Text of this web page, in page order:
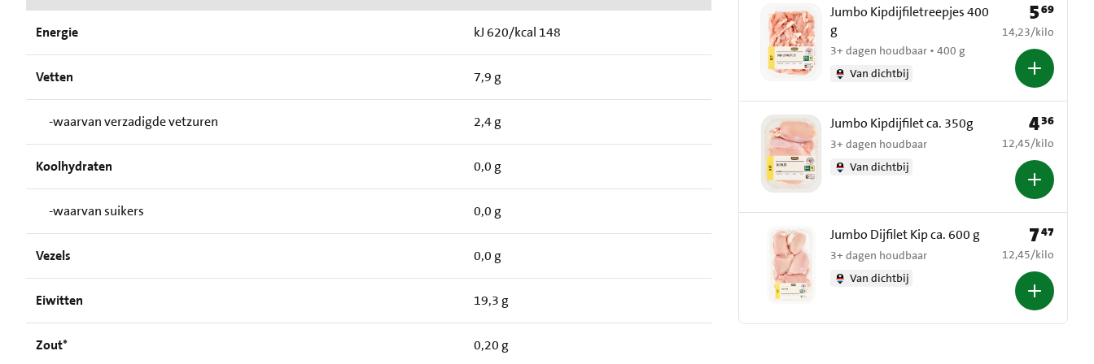
Energie kJ 620/kcal 148
Vetten 7,9 g
-waarvan verzadigde vetzuren 2,4 g
Koolhydraten 0,0 g
-waarvan suikers 0,0 g
Vezels 0,0 g
Eiwitten 19,3 g
Zout* 0,20 g
Jumbo Kipdijfiletreepjes 400
g
3+ dagen houdbaar • 400 g
Van dichtbij
Prijs: € 5,69
569
€ 14,23 per kilo
14,23/kilo
Jumbo Kipdijfilet ca. 350g
3+ dagen houdbaar
Van dichtbij
Prijs: € 4,36
436
€ 12,45 per kilo
12,45/kilo
Jumbo Dijfilet Kip ca. 600 g
3+ dagen houdbaar
Van dichtbij
Prijs: € 7,47
747
€ 12,45 per kilo
12,45/kilo